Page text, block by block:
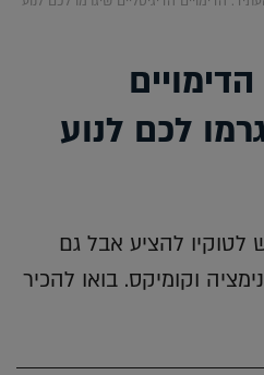
לכם לנוע
להציע אבל גם
וקומיקס. בואו להכיר